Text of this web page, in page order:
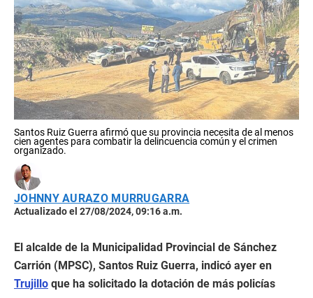
Santos Ruiz Guerra afirmó que su provincia necesita de al menos
cien agentes para combatir la delincuencia común y el crimen
organizado.
JOHNNY AURAZO MURRUGARRA
Actualizado el 27/08/2024, 09:16 a.m.
El alcalde de la Municipalidad Provincial de Sánchez
Carrión (MPSC), Santos Ruiz Guerra, indicó ayer en
Trujillo que ha solicitado la dotación de más policías